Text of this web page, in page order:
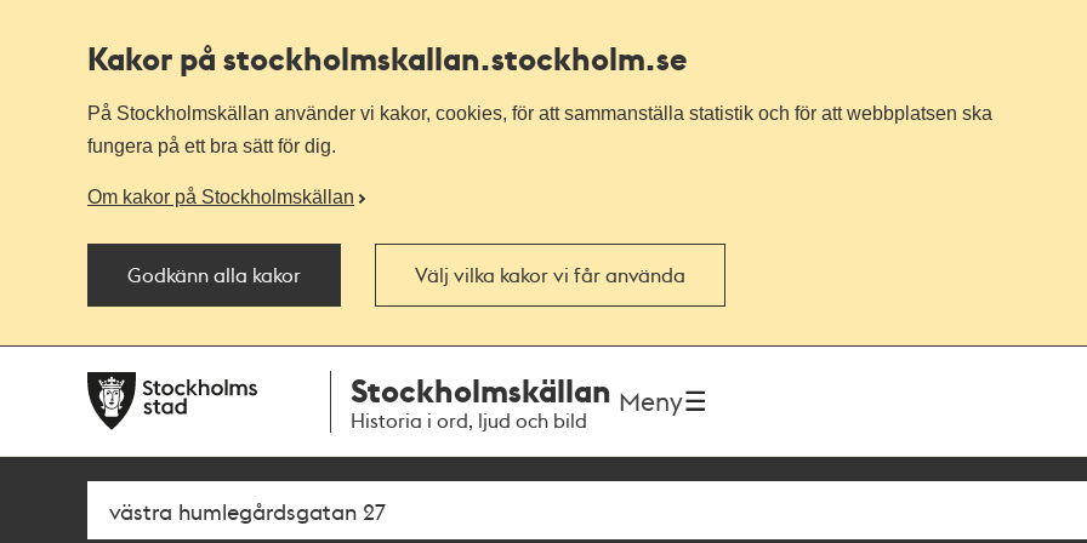
Kakor på stockholmskallan.stockholm.se
På Stockholmskällan använder vi kakor, cookies, för att sammanställa statistik och för att webbplatsen ska
fungera på ett bra sätt för dig.
Om kakor på Stockholmskällan
Godkänn alla kakor Välj vilka kakor vi får använda
navigationen
huvudinnehållet
Stockholmskällan
Historia i ord, ljud och bild
Meny
Sök